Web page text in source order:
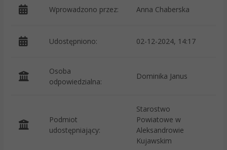
Wprowadzono przez: Anna Chaberska
Udostępniono: 02-12-2024, 14:17
Osoba
odpowiedzialna:
Dominika Janus
Podmiot
udostępniający:
Starostwo
Powiatowe w
Aleksandrowie
Kujawskim